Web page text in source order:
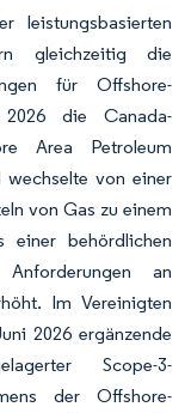
leistungsbasierten
gleichzeitig die
für Offshore-
die Canada-
Area Petroleum
wechselte von einer
von Gas zu einem
einer behördlichen
an
Im Vereinigten
2026 ergänzende
Scope-3-
der Offshore-